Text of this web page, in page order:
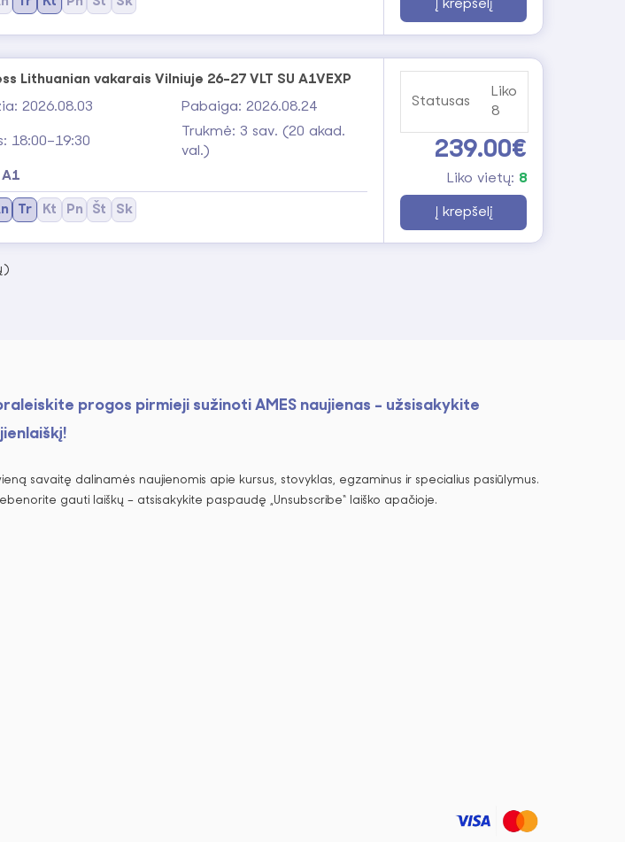
Į krepšelį
Lithuanian vakarais Vilniuje 26-27 VLT SU A1VEXP
2026.08.03
Pabaiga: 2026.08.24
18:00–19:30
Trukmė: 3 sav. (20 akad.
val.)
A1
Tr Kt Pn Št Sk
Statusas
Liko
8
239.00€
Liko vietų: 8
Į krepšelį
progos pirmieji sužinoti AMES naujienas - užsisakykite
savaitę dalinamės naujienomis apie kursus, stovyklas, egzaminus ir specialius pasiūlymus.
gauti laiškų – atsisakykite paspaudę „Unsubscribe“ laiško apačioje.